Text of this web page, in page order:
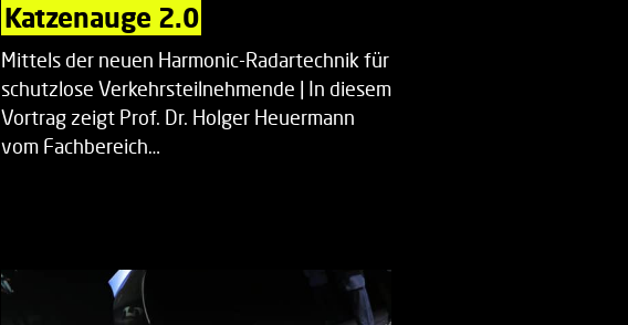
Katzenauge 2.0
Mittels der neuen Harmonic-Radartechnik für
schutzlose Verkehrsteilnehmende | In diesem
Vortrag zeigt Prof. Dr. Holger Heuermann
vom Fachbereich…